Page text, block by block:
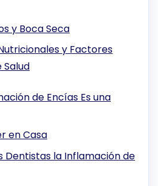
y Boca Seca
y Factores
Salud
de Encías Es una
en Casa
Dentistas la Inflamación de